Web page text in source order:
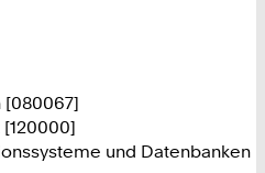
[080067]
und Datenbanken